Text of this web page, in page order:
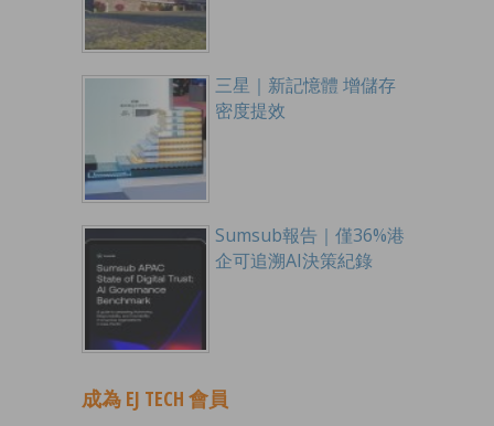
三星｜新記憶體 增儲存
密度提效
Sumsub報告｜僅36%港
企可追溯AI決策紀錄
成為 EJ TECH 會員